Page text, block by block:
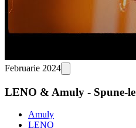
Februarie 2024
LENO & Amuly - Spune-le
Amuly
LENO